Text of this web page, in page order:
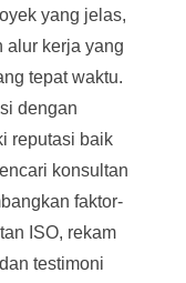
yang jelas,
alur kerja yang
tepat waktu.
dengan
reputasi baik
konsultan
faktor-
ISO, rekam
testimoni